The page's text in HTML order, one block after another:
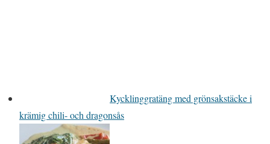
Kycklinggratäng med grönsakstäcke i
krämig chili- och dragonsås